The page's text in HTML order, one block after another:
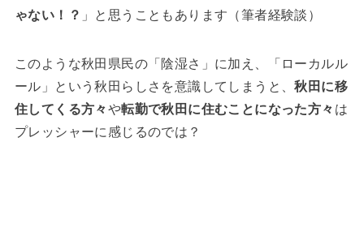
ゃない！？ 」と思うこともあります（筆者経験談）
このような秋田県民の「陰湿さ」に加え、「ローカルル
ール」という秋田らしさを意識してしまうと、秋田に移
住してくる方々や転勤で秋田に住むことになった方々 は
プレッシャーに感じるのでは？